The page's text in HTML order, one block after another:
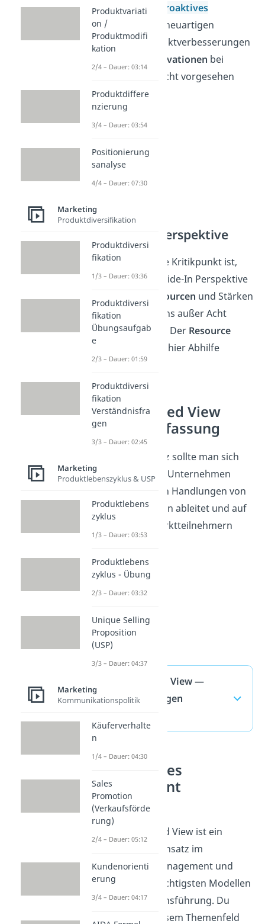
Das heißt, dass
proaktives
Ausarbeiten von neuartigen
Strategien, Produktverbesserungen
Produktinnovationen bei
diesem Ansatz nicht vorgesehen
sind.
Outside-In Perspektive
Der andere große Kritikpunkt ist,
dass bei der Outside-In Perspektive
Ressourcen und Stärken
des Unternehmens außer Acht
gelassen werden. Der Resource
Based View
kann hier Abhilfe
schaffen.
Market Based View
Zusammenfassung
Bei diesem Ansatz sollte man sich
merken, dass ein Unternehmen
seine zukünftigen Handlungen von
der Marktsituation ableitet und auf
Aktionen von Marktteilnehmern
reagiert.
Market Based View —
häufigste Fragen
Strategisches
Management
verstehen
Der Market Based View ist ein
grundlegender Ansatz im
strategischen Management und
gehört zu den wichtigsten Modellen
der Unternehmensführung. Du
vergleichst in diesem Themenfeld
Produktvariati
on /
Produktmodifi
kation
2/4 – Dauer: 03:14
Produktdiffere
nzierung
3/4 – Dauer: 03:54
Positionierung
sanalyse
4/4 – Dauer: 07:30
Marketing
Produktdiversifikation
Produktdiversi
fikation
1/3 – Dauer: 03:36
Produktdiversi
fikation
Übungsaufgab
e
2/3 – Dauer: 01:59
Produktdiversi
fikation
Verständnisfra
gen
3/3 – Dauer: 02:45
Marketing
Produktlebenszyklus & USP
Produktlebens
zyklus
1/3 – Dauer: 03:53
Produktlebens
zyklus - Übung
2/3 – Dauer: 03:32
Unique Selling
Proposition
(USP)
3/3 – Dauer: 04:37
Marketing
Kommunikationspolitik
Käuferverhalte
n
1/4 – Dauer: 04:30
Sales
Promotion
(Verkaufsförde
rung)
2/4 – Dauer: 05:12
Kundenorienti
erung
3/4 – Dauer: 04:17